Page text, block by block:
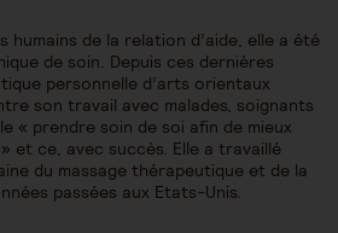
humains de la relation d’aide, elle a été
de soin. Depuis ces dernières
personnelle d’arts orientaux
son travail avec malades, soignants
« prendre soin de soi afin de mieux
et ce, avec succès. Elle a travaillé
du massage thérapeutique et de la
passées aux Etats-Unis.